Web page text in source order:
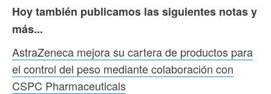
Hoy también publicamos las siguientes notas y
más...
AstraZeneca mejora su cartera de productos para
el control del peso mediante colaboración con
CSPC Pharmaceuticals